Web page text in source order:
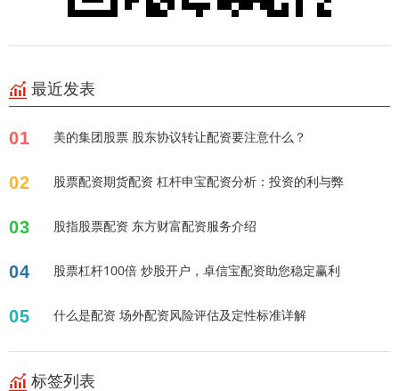
最近发表
01 美的集团股票 股东协议转让配资要注意什么？
02 股票配资期货配资 杠杆申宝配资分析：投资的利与弊
03 股指股票配资 东方财富配资服务介绍
04 股票杠杆100倍 炒股开户，卓信宝配资助您稳定赢利
05 什么是配资 场外配资风险评估及定性标准详解
标签列表